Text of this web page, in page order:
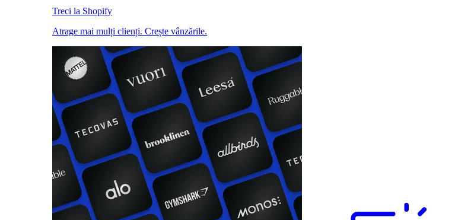
Treci la Shopify
Atrage mai mulți clienți. Crește vânzările.